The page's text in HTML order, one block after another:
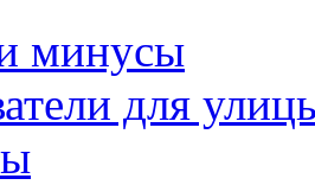
минусы
для